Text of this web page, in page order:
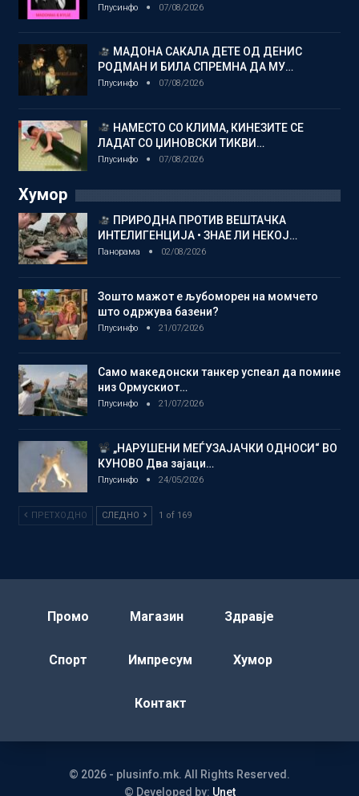
Плусинфо 07/08/2026
МАДОНА САКАЛА ДЕТЕ ОД ДЕНИС
РОДМАН И БИЛА СПРЕМНА ДА МУ…
Плусинфо 07/08/2026
НАМЕСТО СО КЛИМА, КИНЕЗИТЕ СЕ
ЛАДАТ СО ЏИНОВСКИ ТИКВИ…
Плусинфо 07/08/2026
Хумор
ПРИРОДНА ПРОТИВ ВЕШТАЧКА
ИНТЕЛИГЕНЦИЈА • ЗНАЕ ЛИ НЕКОЈ…
Панорама 02/08/2026
Зошто мажот е љубоморен на момчето
што одржува базени?
Плусинфо 21/07/2026
Само македонски танкер успеал да помине
низ Ормускиот…
Плусинфо 21/07/2026
„НАРУШЕНИ МЕЃУЗАЈАЧКИ ОДНОСИ“ ВО
КУНОВО Два зајаци…
Плусинфо 24/05/2026
ПРЕТХОДНО СЛЕДНО 1 of 169
Промо Магазин Здравје
Спорт Импресум Хумор
Контакт
© 2026 - plusinfo.mk. All Rights Reserved.
© Developed by: Unet